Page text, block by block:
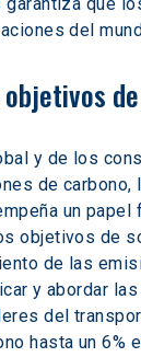
del
y de los
de carbono,
un papel
objetivos de
de las
y abordar
del
hasta un 6%